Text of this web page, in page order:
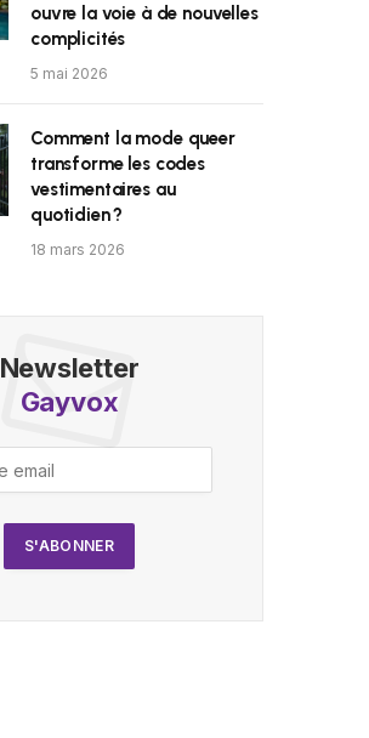
ouvre la voie à de nouvelles
complicités
5 mai 2026
Comment la mode queer
transforme les codes
vestimentaires au
quotidien ?
18 mars 2026
Newsletter
Gayvox